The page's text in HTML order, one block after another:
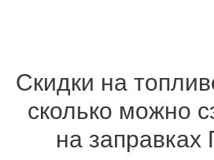
Скидки на
сколько можно
на